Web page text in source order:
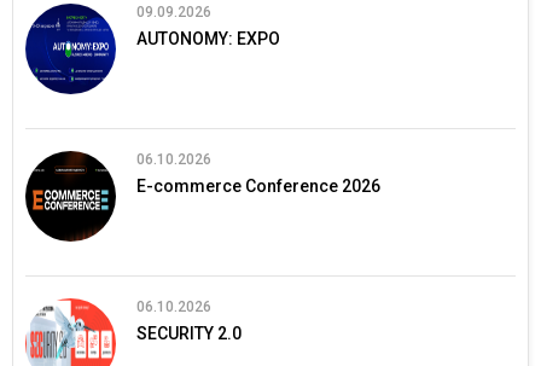
09.09.2026
AUTONOMY: EXPO
06.10.2026
E-commerce Conference 2026
06.10.2026
SECURITY 2.0